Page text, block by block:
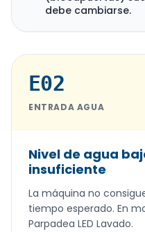
debe cambiarse.
E02
ENTRADA AGUA
Nivel de agua
insuficiente
La máquina no
tiempo esperado. En
Parpadea LED Lavado.